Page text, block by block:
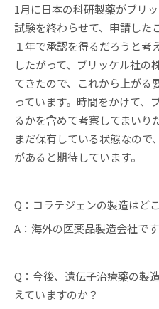
1月に日本の科研製薬がブリ
試験を終わらせて、申請した
１年で承認を得るだろうと考
したがって、ブリッケル社の
てきたので、これから上がる
っています。時間をかけて、
るかを含めて考察してまいり
まだ保有している状態なの
があると期待しています。
Q：コラテジェンの製造はど
A：海外の医薬品製造会社です
Q：今後、遺伝子治療薬の製
えていますのか？